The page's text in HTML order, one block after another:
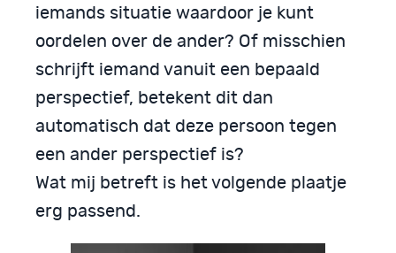
iemands situatie waardoor je kunt
oordelen over de ander? Of misschien
schrijft iemand vanuit een bepaald
perspectief, betekent dit dan
automatisch dat deze persoon tegen
een ander perspectief is?
Wat mij betreft is het volgende plaatje
erg passend.